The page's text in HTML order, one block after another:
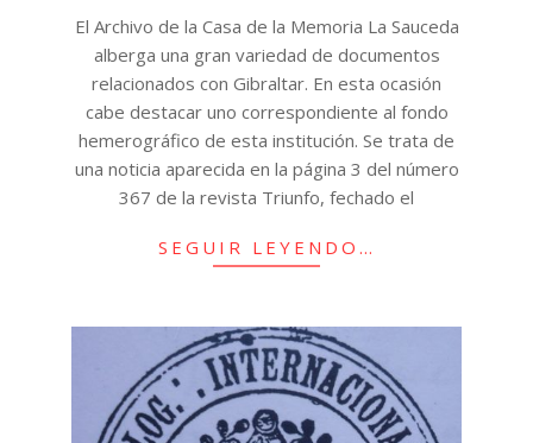
El Archivo de la Casa de la Memoria La Sauceda
alberga una gran variedad de documentos
relacionados con Gibraltar. En esta ocasión
cabe destacar uno correspondiente al fondo
hemerográfico de esta institución. Se trata de
una noticia aparecida en la página 3 del número
367 de la revista Triunfo, fechado el
SEGUIR LEYENDO…